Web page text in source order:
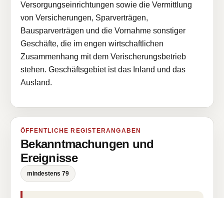
Versorgungseinrichtungen sowie die Vermittlung
von Versicherungen, Sparverträgen,
Bausparverträgen und die Vornahme sonstiger
Geschäfte, die im engen wirtschaftlichen
Zusammenhang mit dem Verischerungsbetrieb
stehen. Geschäftsgebiet ist das Inland und das
Ausland.
ÖFFENTLICHE REGISTERANGABEN
Bekanntmachungen und
Ereignisse
mindestens 79